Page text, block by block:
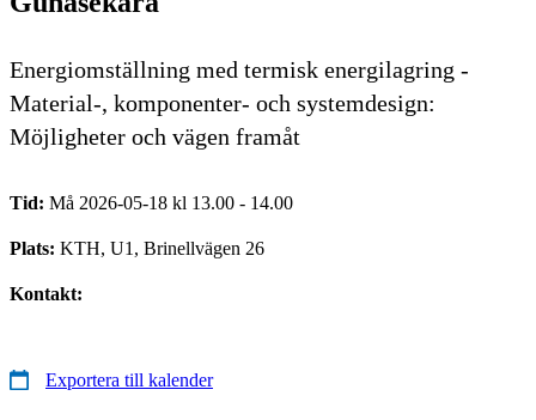
Energiomställning med termisk energilagring -
Material-, komponenter- och systemdesign:
Möjligheter och vägen framåt
Tid: Må 2026-05-18 kl 13.00 - 14.00
Plats: KTH, U1, Brinellvägen 26
Kontakt:
Exportera till kalender